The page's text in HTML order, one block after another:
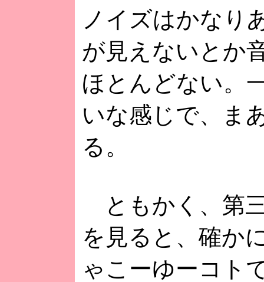
ノイズはかなり
が見えないとか
ほとんどない。
いな感じで、ま
る。
ともかく、第
を見ると、確か
ゃこーゆーコト